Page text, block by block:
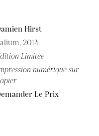
Hirst
2014
Limitée
numérique sur
Le Prix